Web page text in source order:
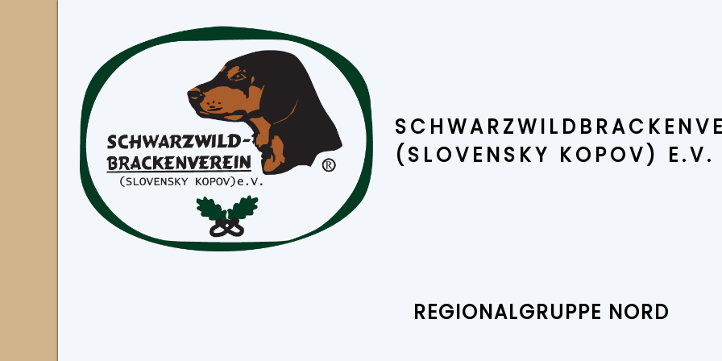
(SLOVENSKY KOPOV) E.V.
REGIONAL­GRUPPE NORD